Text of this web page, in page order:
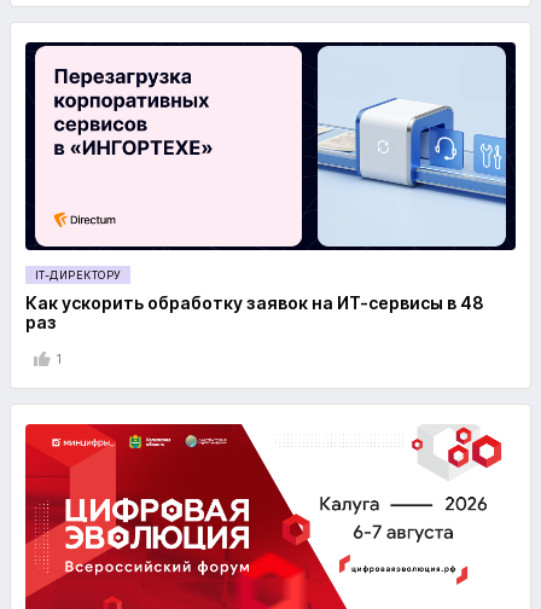
IT-ДИРЕКТОРУ
Как ускорить обработку заявок на ИТ-сервисы в 48
раз
1